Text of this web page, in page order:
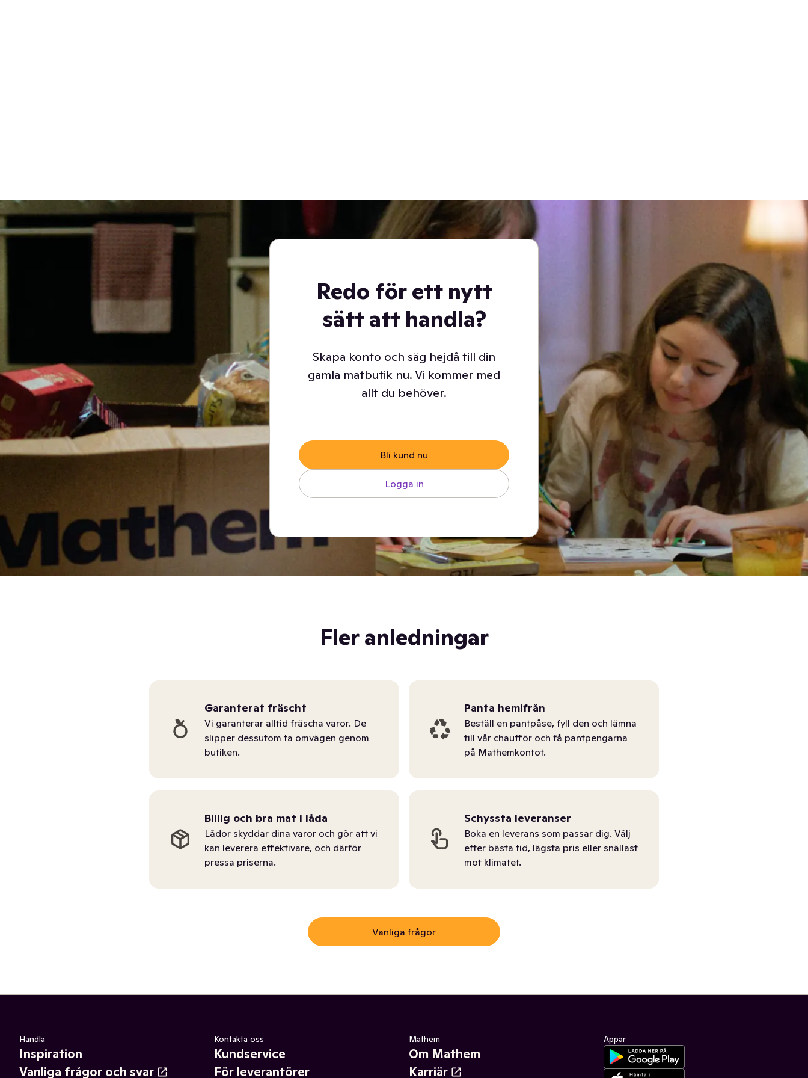
Redo för ett nytt
sätt att handla?
Skapa konto och säg hejdå till din
gamla matbutik nu. Vi kommer med
allt du behöver.
Bli kund nu
Logga in
Fler anledningar
Garanterat fräscht
Vi garanterar alltid fräscha varor. De
slipper dessutom ta omvägen genom
butiken.
Panta hemifrån
Beställ en pantpåse, fyll den och lämna
till vår chaufför och få pantpengarna
på Mathemkontot.
Billig och bra mat i låda
Lådor skyddar dina varor och gör att vi
kan leverera effektivare, och därför
pressa priserna.
Schyssta leveranser
Boka en leverans som passar dig. Välj
efter bästa tid, lägsta pris eller snällast
mot klimatet.
Vanliga frågor
Handla
Inspiration
Vanliga frågor och svar
Kontakta oss
Kundservice
För leverantörer
Mathem
Om Mathem
Karriär
Appar